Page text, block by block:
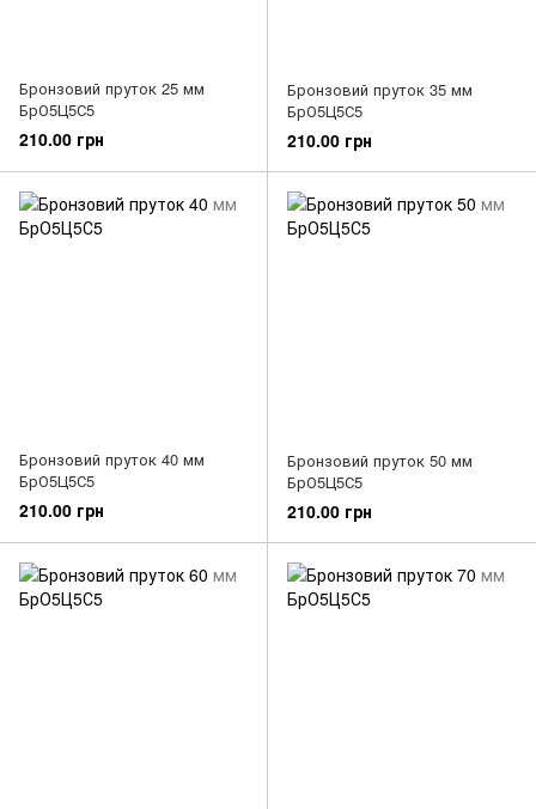
Бронзовий пруток 25 мм
БрО5Ц5С5
210.00 грн
Бронзовий пруток 35 мм
БрО5Ц5С5
210.00 грн
Бронзовий пруток 40 мм
БрО5Ц5С5
210.00 грн
Бронзовий пруток 50 мм
БрО5Ц5С5
210.00 грн